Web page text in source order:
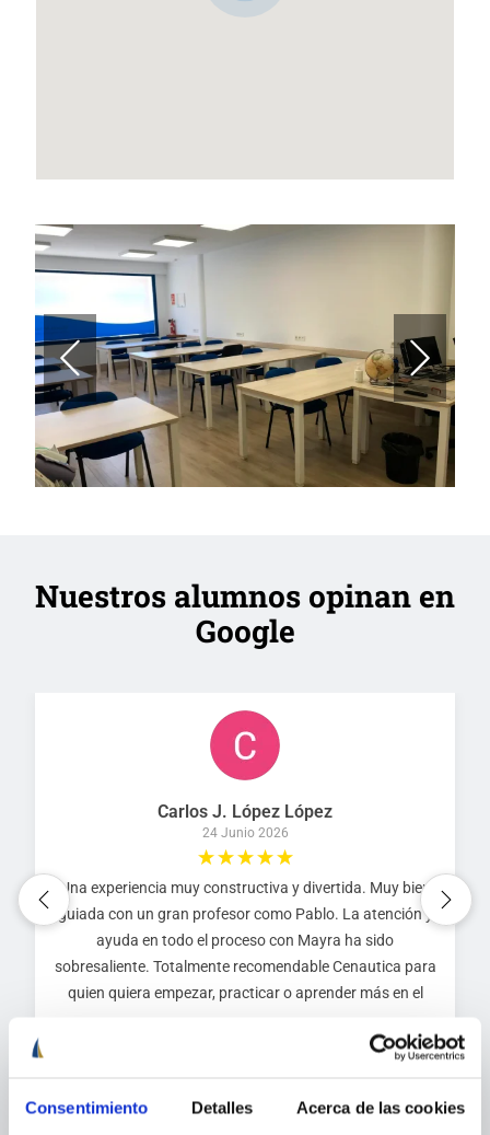
Consentimiento Detalles Acerca de las cookies
Nuestros alumnos opinan en
Google
Carlos J. López López
24 Junio 2026
Una experiencia muy constructiva y divertida. Muy bien
guiada con un gran profesor como Pablo. La atención y
ayuda en todo el proceso con Mayra ha sido
sobresaliente. Totalmente recomendable Cenautica para
quien quiera empezar, practicar o aprender más en el